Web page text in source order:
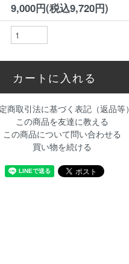
9,000円(税込9,720円)
商取引法に基づく表記（返品等）
この商品を友達に教える
この商品について問い合わせる
買い物を続ける